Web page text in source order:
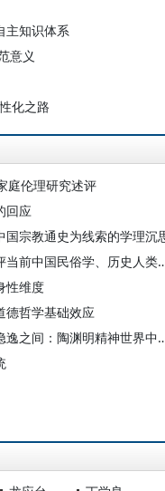
主知识体系
意义
化之路
庭伦理研究述评
回应
宗教通史为线索的学理沉
潘斌：礼的学派属性及礼学边界
性维度
哲学基础效应
吴婕：儒门内的陶渊明？——唐文明《